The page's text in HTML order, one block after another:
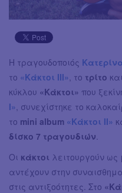
Η τραγουδοποιός
το «Κάκτοι III» , το τρίτο
κύκλου «Κάκτοι» που
Ι» , συνεχίστηκε το
το mini album «Κάκτοι ΙΙ»
δίσκο 7 τραγουδιών
Οι κάκτοι λειτουργούν
αντέχουν στην
στις αντιξοότητες. Στο